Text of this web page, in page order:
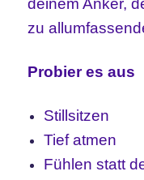
deinem Anker,
zu
Probier es aus
Stillsitzen
Tief atmen
Fühlen statt